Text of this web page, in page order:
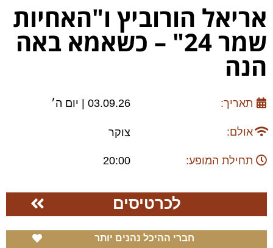
אריאל הורוביץ ו"האחיות
שמר 24" – כשאמא באה
הנה
תאריך: 03.09.26 | יום ה׳
אולם: צוקר
תחילת המופע: 20:00
לכרטיסים
חברי ההיכל נהנים יותר